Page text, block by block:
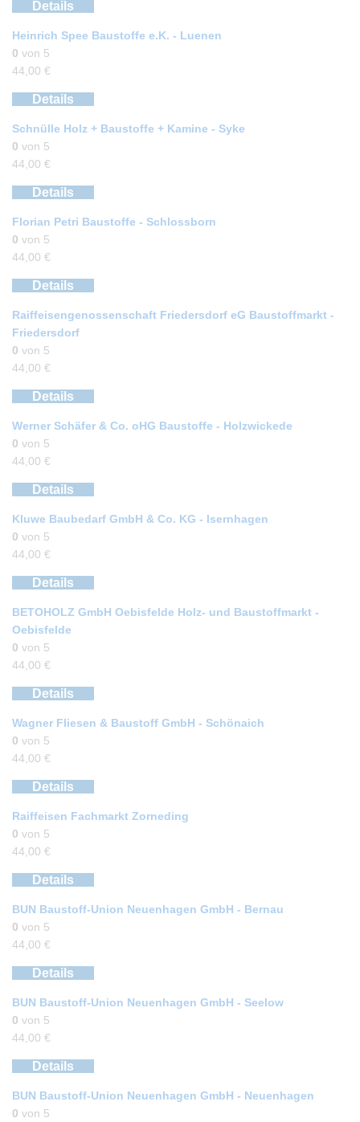
Details
Heinrich Spee Baustoffe e.K. - Luenen
0 von 5
44,00 €
Details
Schnülle Holz + Baustoffe + Kamine - Syke
0 von 5
44,00 €
Details
Florian Petri Baustoffe - Schlossborn
0 von 5
44,00 €
Details
Raiffeisengenossenschaft Friedersdorf eG Baustoffmarkt -
Friedersdorf
0 von 5
44,00 €
Details
Werner Schäfer & Co. oHG Baustoffe - Holzwickede
0 von 5
44,00 €
Details
Kluwe Baubedarf GmbH & Co. KG - Isernhagen
0 von 5
44,00 €
Details
BETOHOLZ GmbH Oebisfelde Holz- und Baustoffmarkt -
Oebisfelde
0 von 5
44,00 €
Details
Wagner Fliesen & Baustoff GmbH - Schönaich
0 von 5
44,00 €
Details
Raiffeisen Fachmarkt Zorneding
0 von 5
44,00 €
Details
BUN Baustoff-Union Neuenhagen GmbH - Bernau
0 von 5
44,00 €
Details
BUN Baustoff-Union Neuenhagen GmbH - Seelow
0 von 5
44,00 €
Details
BUN Baustoff-Union Neuenhagen GmbH - Neuenhagen
0 von 5